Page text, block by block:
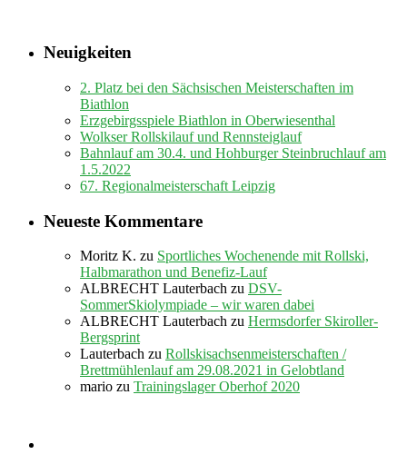
Neuigkeiten
2. Platz bei den Sächsischen Meisterschaften im
Biathlon
Erzgebirgsspiele Biathlon in Oberwiesenthal
Wolkser Rollskilauf und Rennsteiglauf
Bahnlauf am 30.4. und Hohburger Steinbruchlauf am
1.5.2022
67. Regionalmeisterschaft Leipzig
Neueste Kommentare
Moritz K. zu Sportliches Wochenende mit Rollski,
Halbmarathon und Benefiz-Lauf
ALBRECHT Lauterbach zu DSV-
SommerSkiolympiade – wir waren dabei
ALBRECHT Lauterbach zu Hermsdorfer Skiroller-
Bergsprint
Lauterbach zu Rollskisachsenmeisterschaften /
Brettmühlenlauf am 29.08.2021 in Gelobtland
mario zu Trainingslager Oberhof 2020